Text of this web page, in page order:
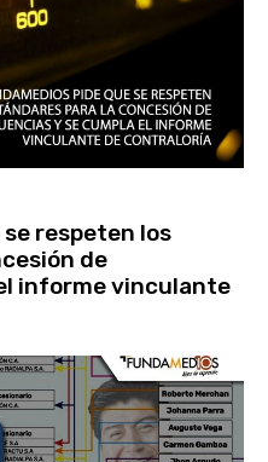
respeten los
de
informe vinculante